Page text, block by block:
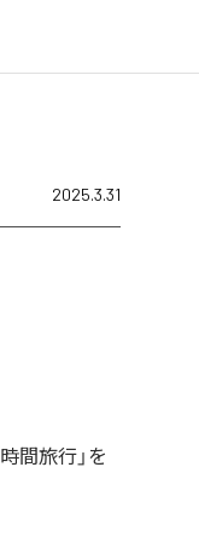
2025.3.31
間旅行」を